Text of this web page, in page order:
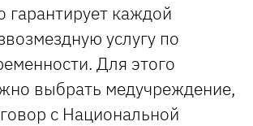
гарантирует каждой
услугу по
Для этого
выбрать медучреждение,
с Национальной